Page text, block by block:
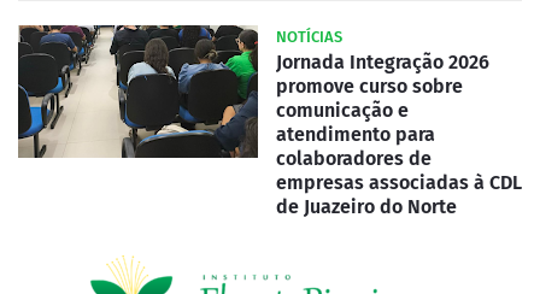
NOTÍCIAS
Jornada Integração 2026
promove curso sobre
comunicação e
atendimento para
colaboradores de
empresas associadas à CDL
de Juazeiro do Norte